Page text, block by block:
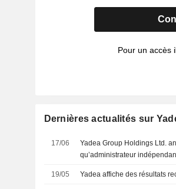
Pour un accès
Dernières actualités sur
17/06
Yadea Group Holdings Ltd.
qu’administrateur
19/05 Yadea affiche des résultats